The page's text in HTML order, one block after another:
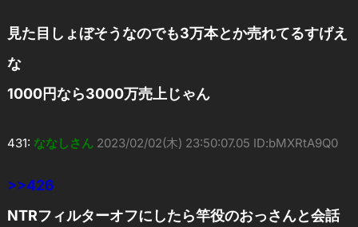
見た目しょぼそうなのでも3万本とか売れてるすげえ
な
1000円なら3000万売上じゃん
431: ななしさん 2023/02/02(木) 23:50:07.05 ID:bMXRtA9Q0
>>426
NTRフィルターオフにしたら竿役のおっさんと会話